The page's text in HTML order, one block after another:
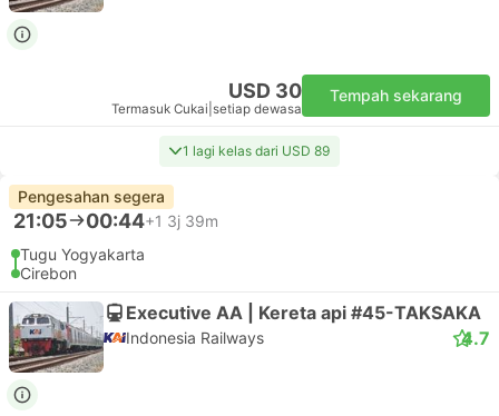
USD 30
Termasuk Cukai setiap dewasa
Tempah sekarang
1 lagi kelas dari USD 89
Pengesahan segera
21:05 00:44+1 3j 39m
Tugu Yogyakarta
Cirebon
Executive AA | Kereta api #45-TAKSAKA
Indonesia Railways 4.7